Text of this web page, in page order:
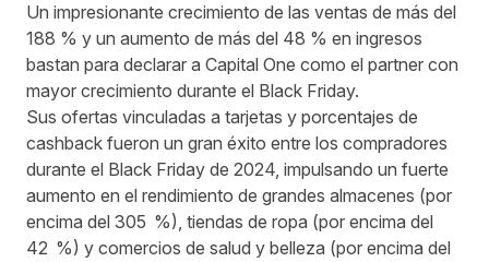
Un impresionante crecimiento de las ventas de más del
188 % y un aumento de más del 48 % en ingresos
bastan para declarar a Capital One como el partner con
mayor crecimiento durante el Black Friday.
Sus ofertas vinculadas a tarjetas y porcentajes de
cashback fueron un gran éxito entre los compradores
durante el Black Friday de 2024, impulsando un fuerte
aumento en el rendimiento de grandes almacenes (por
encima del 305 %), tiendas de ropa (por encima del
42 %) y comercios de salud y belleza (por encima del